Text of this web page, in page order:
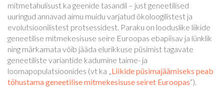
mitmetahulisust ka geenide tasandil – just geneetilised
uuringud annavad aimu muidu varjatud ökoloogilistest ja
evolutsioonilistest protsessidest. Paraku on looduslike liikide
geneetilise mitmekesisuse seire Euroopas ebapiisav ja lünklik
ning märkamata võib jääda elurikkuse püsimist tagavate
geneetiliste variantide kadumine taime- ja
loomapopulatsioonides (vt ka „Liikide püsimajäämiseks peab
tõhustama geneetilise mitmekesisuse seiret Euroopas“).